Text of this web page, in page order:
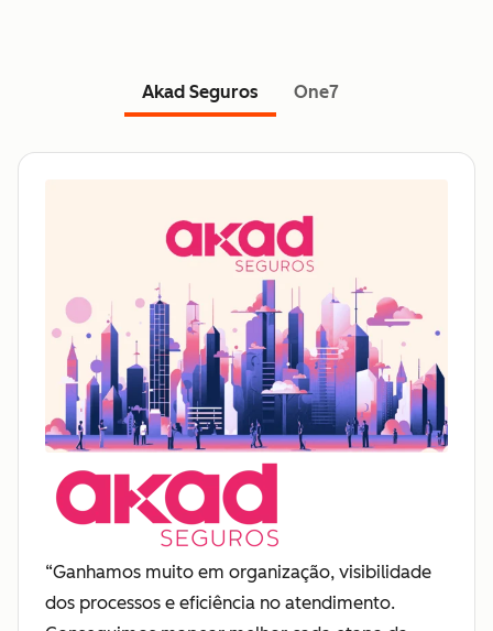
Akad Seguros One7
“Ganhamos muito em organização, visibilidade
dos processos e eficiência no atendimento.